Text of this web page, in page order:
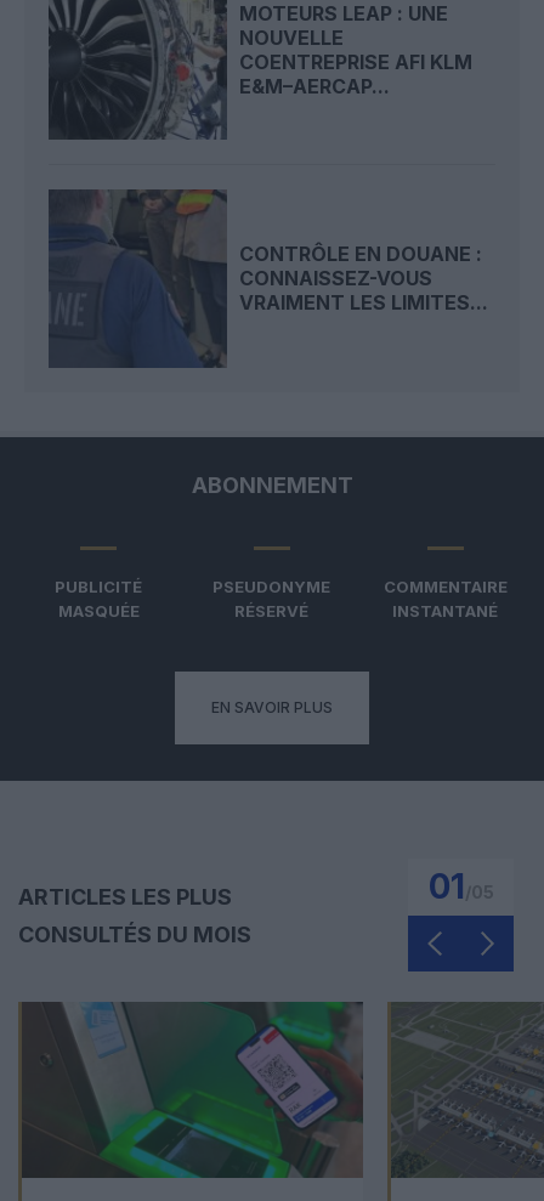
MOTEURS LEAP : UNE
NOUVELLE
COENTREPRISE AFI KLM
E&M–AERCAP...
CONTRÔLE EN DOUANE :
CONNAISSEZ-VOUS
VRAIMENT LES LIMITES...
ABONNEMENT
PUBLICITÉ
MASQUÉE
PSEUDONYME
RÉSERVÉ
COMMENTAIRE
INSTANTANÉ
EN SAVOIR PLUS
ARTICLES LES PLUS
CONSULTÉS DU MOIS
01